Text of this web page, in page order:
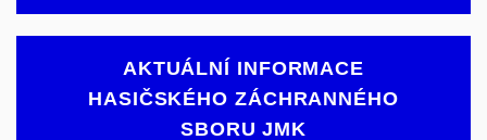
AKTUÁLNÍ INFORMACE
HASIČSKÉHO ZÁCHRANNÉHO
SBORU JMK